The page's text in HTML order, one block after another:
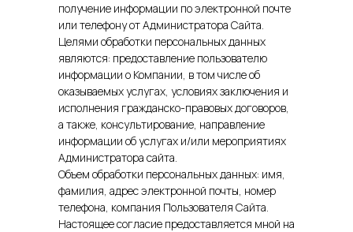
получение информации по электронной почте
или телефону от Администратора Сайта.
Целями обработки персональных данных
являются: предоставление пользователю
информации о Компании, в том числе об
оказываемых услугах, условиях заключения и
исполнения гражданско-правовых договоров,
а также, консультирование, направление
информации об услугах и/или мероприятиях
Администратора сайта.
Объем обработки персональных данных: имя,
фамилия, адрес электронной почты, номер
телефона, компания Пользователя Сайта.
Настоящее согласие предоставляется мной на